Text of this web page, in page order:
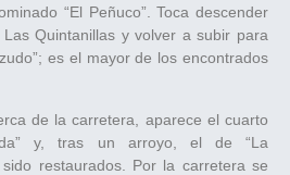
“El Peñuco”. Toca descender
Quintanillas y volver a subir para
es el mayor de los encontrados
de la carretera, aparece el cuarto
y, tras un arroyo, el de “La
sido restaurados. Por la carretera se